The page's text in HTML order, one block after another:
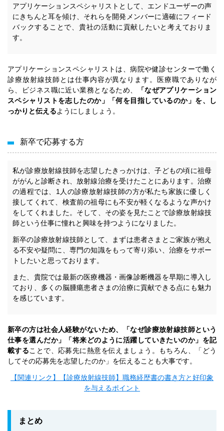
アプリケーションスペシャリストとして、エンドユーザーの声
にきちんと耳を傾け、それらを開発メンバーに適確にフィード
バックすることで、貴社の活動に貢献したいと考えておりま
す。
アプリケーションスペシャリストは、病院や健診センターで働く
診療放射線技師とは仕事内容が異なります。医療職でありなが
ら、ビジネス職に近い業務となるため、
「なぜアプリケーション
スペシャリストを志したのか」「何を目指しているのか」を、し
っかりと伝えるようにしましょう。
新卒で応募する方
私が診療放射線技師を志望したきっかけは、子どもの頃に祖母
ががんと診断され、放射線治療を受けたことにあります。治療
の過程では、1人の診療放射線技師の方が私たち家族に優しく
接してくれて、検査前の祖母にも不安が軽くなるような声かけ
をしてくれました。そして、その姿を見たことで診療放射線技
師という仕事に憧れと興味を持つようになりました。
新卒の診療放射線技師として、まずは患者さまとご家族が抱え
る不安や疑問に、専門の知識をもって寄り添い、治療をサポー
トしたいと思っております。
また、貴院では最新の医療機器・画像診断機器を早期に導入し
ており、多くの脳腫瘍患者さまの治療に貢献できる点にも魅力
を感じています。
新卒の方は社会人経験がないため、「なぜ診療放射線技師という
仕事を選んだか」「将来どのように活躍していきたいのか」を記
載することで、応募先に熱意を伝えましょう。もちろん、「どう
してその応募先を志望したのか」を伝えることも大事です。
【関連リンク】【診療放射線技師】職務経歴書の書き方と好印象
を与えるポイント
まとめ